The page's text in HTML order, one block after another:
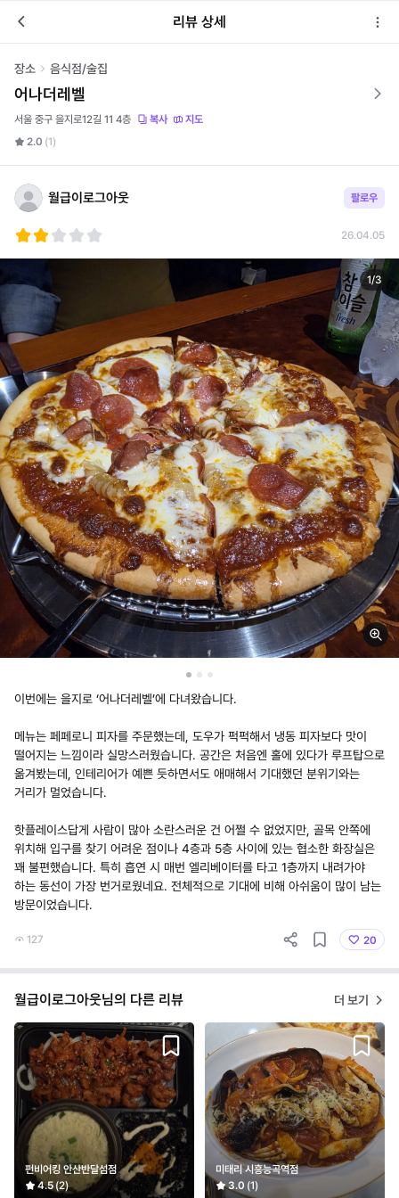
리뷰 상세
장소 음식점/술집
어나더레벨
서울 중구 을지로12길 11 4층 복사
지도
2.0 (1)
월급이로그아웃 팔로우
26.04.05
1/3
이번에는 을지로 ‘어나더레벨’에 다녀왔습니다.
​메뉴는 페페로니 피자를 주문했는데, 도우가 퍽퍽해서 냉동 피자보다 맛이
떨어지는 느낌이라 실망스러웠습니다. 공간은 처음엔 홀에 있다가 루프탑으로
옮겨봤는데, 인테리어가 예쁜 듯하면서도 애매해서 기대했던 분위기와는
거리가 멀었습니다.
​핫플레이스답게 사람이 많아 소란스러운 건 어쩔 수 없었지만, 골목 안쪽에
위치해 입구를 찾기 어려운 점이나 4층과 5층 사이에 있는 협소한 화장실은
꽤 불편했습니다. 특히 흡연 시 매번 엘리베이터를 타고 1층까지 내려가야
하는 동선이 가장 번거로웠네요. 전체적으로 기대에 비해 아쉬움이 많이 남는
방문이었습니다.
127 20
월급이로그아웃님의 다른 리뷰 더 보기
펀비어킹 안산반달섬점
4.5 (2)
미태리 시흥능곡역점
3.0 (1)